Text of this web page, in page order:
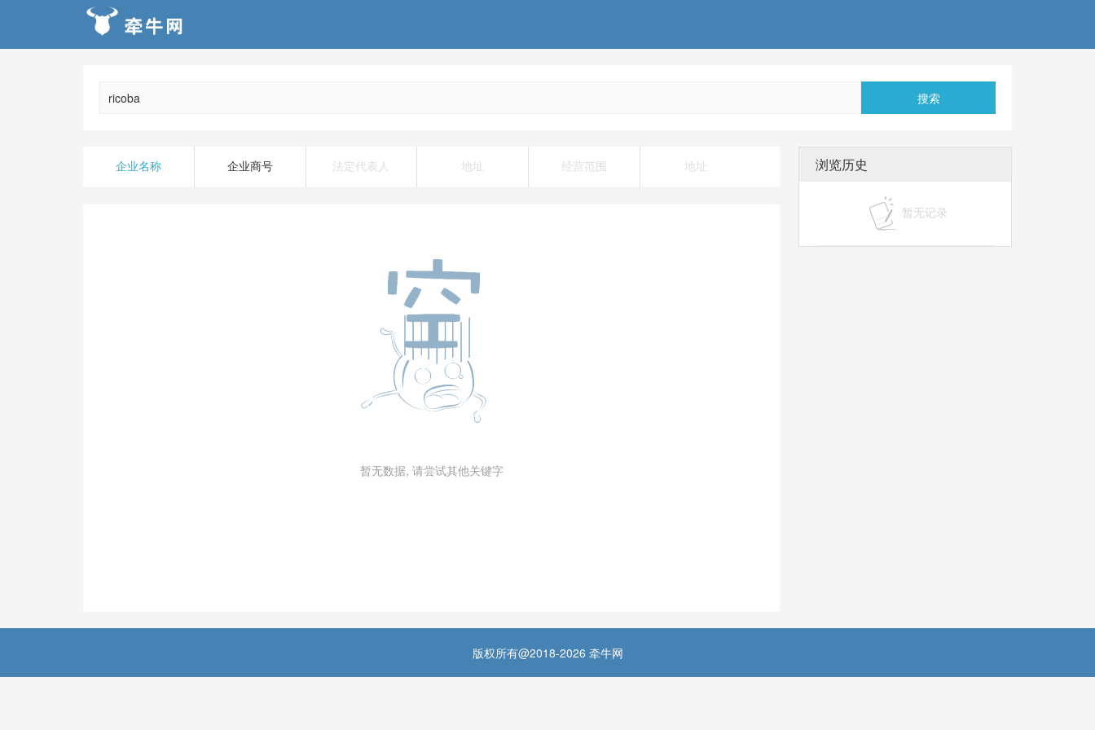
搜索
企业名称 企业商号 法定代表人 地址 经营范围 地址
暂无数据, 请尝试其他关键字
浏览历史
暂无记录
版权所有@2018-2026 牵牛网